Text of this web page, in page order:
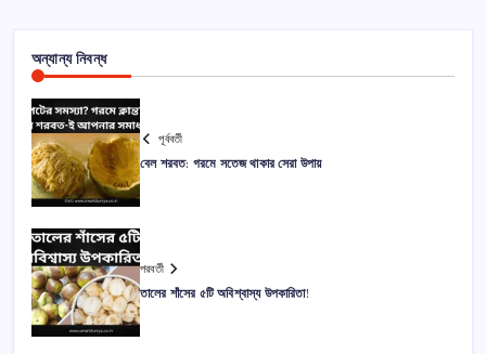
অন্যান্য নিবন্ধ
পূর্ববর্তী
বেল শরবত: গরমে সতেজ থাকার সেরা উপায়
পরবর্তী
তালের শাঁসের ৫টি অবিশ্বাস্য উপকারিতা!